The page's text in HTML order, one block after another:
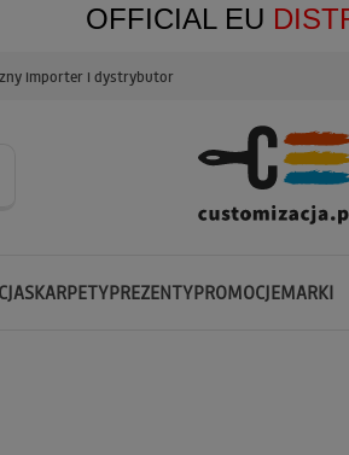
OFFICIAL EU
importer i dystrybutor
SKARPETYPREZENTYPROMOCJEMARKI